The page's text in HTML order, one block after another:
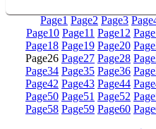
Page1 Page2 Page3 Page
Page10 Page11 Page12 Page
Page18 Page19 Page20 Page
Page26 Page27 Page28 Page
Page34 Page35 Page36 Page
Page42 Page43 Page44 Page
Page50 Page51 Page52 Page
Page58 Page59 Page60 Page